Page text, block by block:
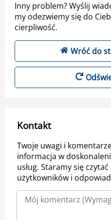
Inny problem? Wyślij
my odezwiemy się do
cierpliwość.
Wróć do
Kontakt
Twoje uwagi i
informacja w
usług. Staramy się
użytkowników i